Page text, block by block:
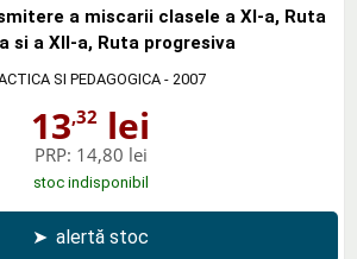
a miscarii clasele a XI-a, Ruta
si a XII-a, Ruta progresiva
SI PEDAGOGICA - 2007
13,32 lei
PRP: 14,80 lei
stoc indisponibil
➤ alertă stoc